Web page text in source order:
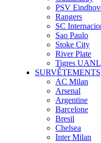
PSV
Rangers
SC
Sao Paulo
Stoke City
River Plate
Tigres UANL
SURVÊTEMENTS
AC Milan
Arsenal
Argentine
Barcelone
Bresil
Chelsea
Inter Milan